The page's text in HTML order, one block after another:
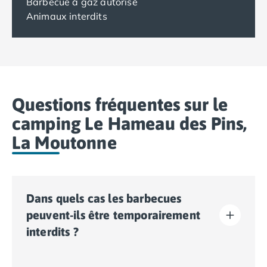
Animaux interdits
Questions fréquentes sur le
camping Le Hameau des Pins,
La Moutonne
Dans quels cas les barbecues
peuvent-ils être temporairement
interdits ?